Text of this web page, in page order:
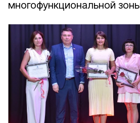
многофункциональной